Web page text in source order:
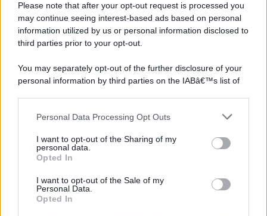
Please note that after your opt-out request is processed you
may continue seeing interest-based ads based on personal
information utilized by us or personal information disclosed to
third parties prior to your opt-out.
You may separately opt-out of the further disclosure of your
personal information by third parties on the IABâ€™s list of
This information may also be disclosed by us to third parties
further disclose it to other third parties.
Please note that this website/app uses one or more Google
services and may gather and store information including but
not limited to your visit or usage behaviour. You may click to
grant or deny consent to Google and its third-party tags to
Personal Data Processing Opt Outs
I want to opt-out of the Sharing of my
personal data.
Opted In
I want to opt-out of the Sale of my
Personal Data.
Opted In